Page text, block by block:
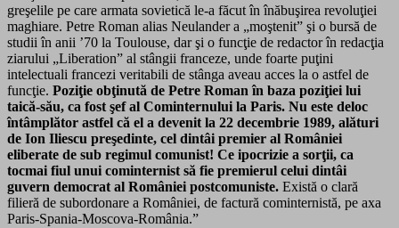
greşelile pe care armata sovietică le-a făcut în înăbuşirea revoluţiei
maghiare. Petre Roman alias Neulander a „moştenit” şi o bursă de
studii în anii ’70 la Toulouse, dar şi o funcţie de redactor în redacţia
ziarului „Liberation” al stângii franceze, unde foarte puţini
intelectuali francezi veritabili de stânga aveau acces la o astfel de
funcţie. Poziţie obţinută de Petre Roman în baza poziţiei lui
taică-său, ca fost şef al Cominternului la Paris. Nu este deloc
întâmplător astfel că el a devenit la 22 decembrie 1989, alături
de Ion Iliescu preşedinte, cel dintâi premier al României
eliberate de sub regimul comunist! Ce ipocrizie a sorţii, ca
tocmai fiul unui cominternist să fie premierul celui dintâi
guvern democrat al României postcomuniste. Există o clară
filieră de subordonare a României, de factură cominternistă, pe axa
Paris-Spania-Moscova-România.”